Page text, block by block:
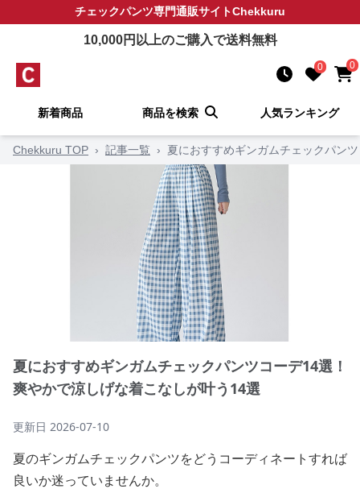
チェックパンツ専門通販サイトChekkuru
10,000円以上のご購入で送料無料
0 0
新着商品 商品を検索 人気ランキング
Chekkuru TOP › 記事一覧 › 夏におすすめギンガムチェックパン
夏におすすめギンガムチェックパンツコーデ14選！
爽やかで涼しげな着こなしが叶う14選
更新日 2026-07-10
夏のギンガムチェックパンツをどうコーディネートすれば
良いか迷っていませんか。